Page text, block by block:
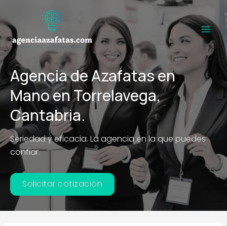
al
contenido
Main
Agencia de Azafatas en
Mano en Torrelavega,
Cantabria.
Seriedad y eficacia. La agencia en la que puedes
confiar.
Solicitar cotización